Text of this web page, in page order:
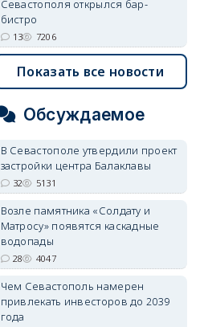
Севастополя открылся бар-
бистро
13 7206
Показать все новости
Обсуждаемое
В Севастополе утвердили проект
застройки центра Балаклавы
32 5131
Возле памятника «Солдату и
Матросу» появятся каскадные
водопады
28 4047
Чем Севастополь намерен
привлекать инвесторов до 2039
года